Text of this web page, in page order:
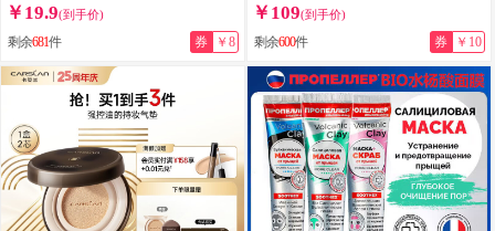
￥19.9(到手价)
剩余681件 券 ￥8
￥109(到手价)
剩余600件 券 ￥10